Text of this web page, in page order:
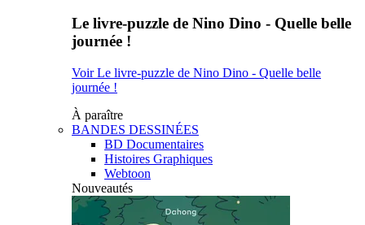
Le livre-puzzle de Nino Dino - Quelle belle
journée !
Voir Le livre-puzzle de Nino Dino - Quelle belle
journée !
À paraître
BANDES DESSINÉES
BD Documentaires
Histoires Graphiques
Webtoon
Nouveautés